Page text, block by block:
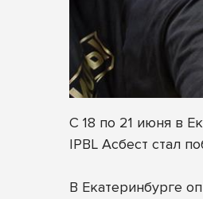
С 18 по 21 июня в
IPBL Асбест стал
В Екатеринбурге